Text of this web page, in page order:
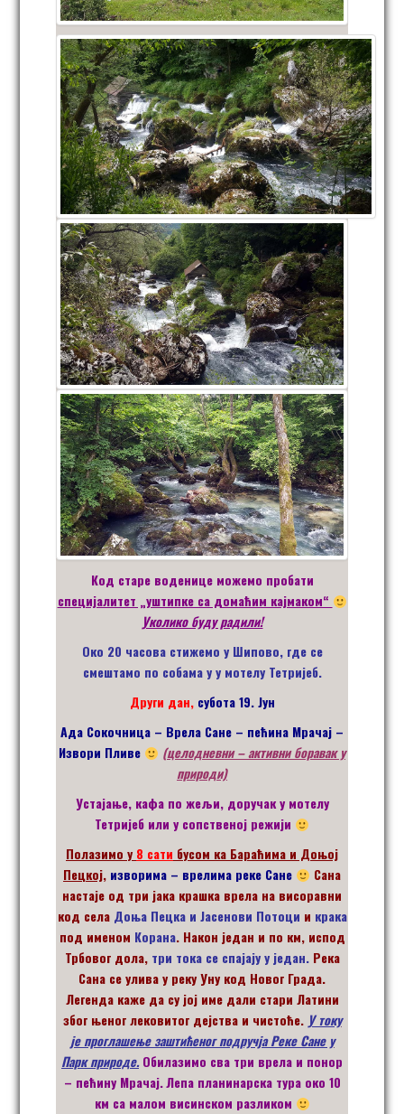
Код старе воденице можемо пробати
специјалитет „уштипке са домаћим кајмаком“
Уколико буду радили!
Око 20 часова стижемо у Шипово, где се
смештамо по собама у у мотелу Тетријеб.
Други дан, субота19.Јун
Ада Сокочница – Врела Сане – пећина Мрачај –
Извори Пливе
(целодневни – активни боравак у
природи)
Устајање, кафа по жељи, доручаку мотелу
Тетријеб или у сопственој режији
Полазимо у 8 сати бусом ка Бараћима и Доњој
Пецкој, изворима – врелима реке Сане
Сана
настаје од три јака крашка врела на висоравни
код села Доња Пецка и Јасенови Потоци и крака
под именом Корана. Након један и по км, испод
Трбовог дола, три тока се спајају у један.Река
Сана се улива у реку Уну код Новог Града.
Легенда каже да су јој име дали стари Латини
због њеног лековитог дејства и чистоће. У току
је проглашење заштићеног подручја Реке Сане у
Парк природе. Обилазимо сва три врела и понор
– пећину Мрачај.Лепа планинарска тура око 10
км са малом висинском разликом